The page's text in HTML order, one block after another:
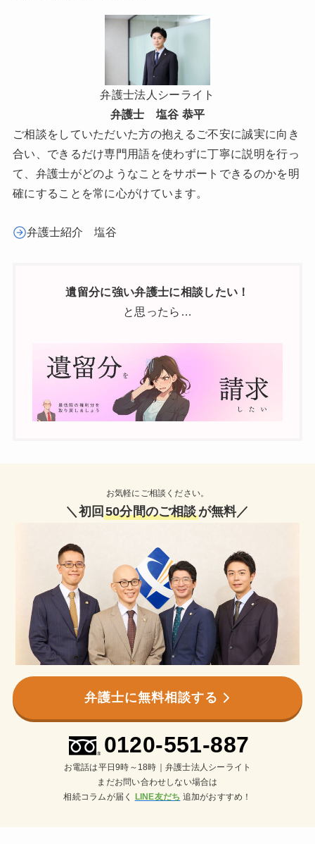
弁護士法人シーライト
弁護士 塩谷 恭平
ご相談をしていただいた方の抱えるご不安に誠実に向き
合い、できるだけ専門用語を使わずに丁寧に説明を行っ
て、弁護士がどのようなことをサポートできるのかを明
確にすることを常に心がけています。
弁護士紹介 塩谷
遺留分に強い弁護士に相談したい！
と思ったら…
お気軽にご相談ください。
＼初回 50分間のご相談 が無料／
弁護士に無料相談する
0120-551-887
お電話は平日9時～18時｜弁護士法人シーライト
まだお問い合わせしない場合は
相続コラムが届く LINE友だち 追加がおすすめ！